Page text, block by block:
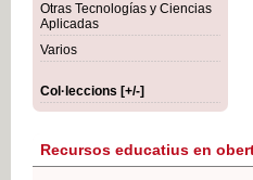
Otras Tecnologías y Ciencias
Aplicadas
Varios
Col·leccions [+/-]
Recursos educatius en